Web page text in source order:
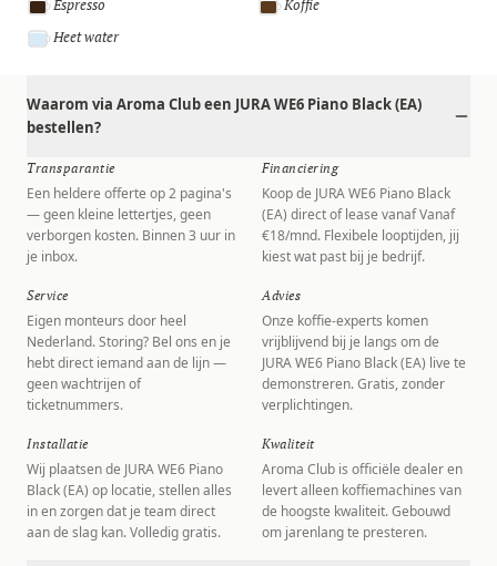
Espresso
Koffie
Heet water
Waarom via Aroma Club een JURA WE6 Piano Black (EA)
bestellen?
Transparantie
Een heldere offerte op 2 pagina's
— geen kleine lettertjes, geen
verborgen kosten. Binnen 3 uur in
je inbox.
Financiering
Koop de JURA WE6 Piano Black
(EA) direct of lease vanaf Vanaf
€18/mnd. Flexibele looptijden, jij
kiest wat past bij je bedrijf.
Service
Eigen monteurs door heel
Nederland. Storing? Bel ons en je
hebt direct iemand aan de lijn —
geen wachtrijen of
ticketnummers.
Advies
Onze koffie-experts komen
vrijblijvend bij je langs om de
JURA WE6 Piano Black (EA) live te
demonstreren. Gratis, zonder
verplichtingen.
Installatie
Wij plaatsen de JURA WE6 Piano
Black (EA) op locatie, stellen alles
in en zorgen dat je team direct
aan de slag kan. Volledig gratis.
Kwaliteit
Aroma Club is officiële dealer en
levert alleen koffiemachines van
de hoogste kwaliteit. Gebouwd
om jarenlang te presteren.